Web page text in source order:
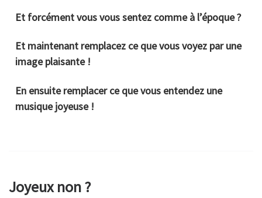
Et forcément vous vous sentez comme à l’époque ?
Et maintenant remplacez ce que vous voyez par une
image plaisante !
En ensuite remplacer ce que vous entendez une
musique joyeuse !
Joyeux non ?